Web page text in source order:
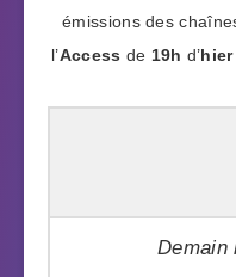
émissions des
l’Access de 19h d’
Demain